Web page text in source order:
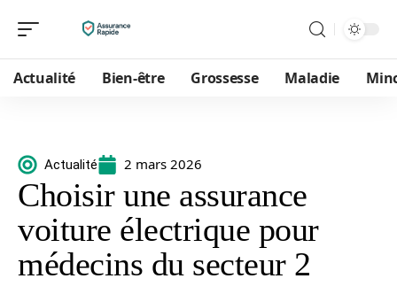
Actualité Bien-être Grossesse Maladie
Actualité 2 mars 2026
Choisir une assurance
voiture électrique pour
médecins du secteur 2